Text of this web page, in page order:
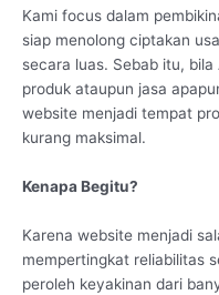
Kami focus dalam
siap menolong ciptakan
secara luas. Sebab itu,
produk ataupun jasa
website menjadi tempat
kurang maksimal.
Kenapa Begitu?
Karena website menjadi
mempertingkat reliabilitas
peroleh keyakinan dari